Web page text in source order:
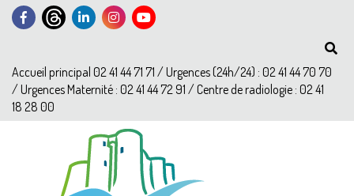
Accueil principal 02 41 44 71 71 / Urgences (24h/24) : 02 41 44 70 70
/ Urgences Maternité : 02 41 44 72 91 / Centre de radiologie : 02 41
18 28 00